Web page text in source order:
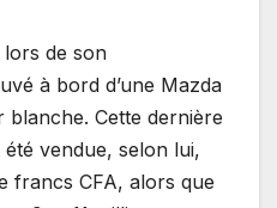
lors de son
à bord d’une Mazda
blanche. Cette dernière
vendue, selon lui,
francs CFA, alors que